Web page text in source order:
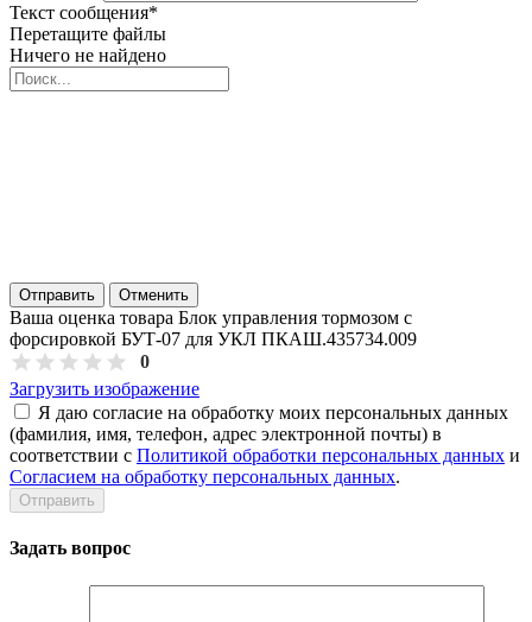
Текст сообщения*
Перетащите файлы
Ничего не найдено
Отправить Отменить
Ваша оценка товара Блок управления тормозом с
форсировкой БУТ-07 для УКЛ ПКАШ.435734.009
0
Загрузить изображение
Я даю согласие на обработку моих персональных данных
(фамилия, имя, телефон, адрес электронной почты) в
соответствии с Политикой обработки персональных данных и
Согласием на обработку персональных данных.
Задать вопрос